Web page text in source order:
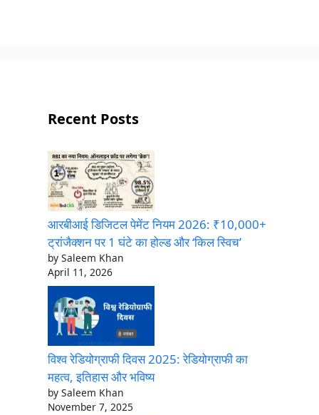
Recent Posts
आरबीआई डिजिटल पेमेंट नियम 2026: ₹10,000+
ट्रांजैक्शन पर 1 घंटे का होल्ड और ‘किल स्विच’
by Saleem Khan
April 11, 2026
विश्व रेडियोग्राफी दिवस 2025: रेडियोग्राफी का
महत्व, इतिहास और भविष्य
by Saleem Khan
November 7, 2025